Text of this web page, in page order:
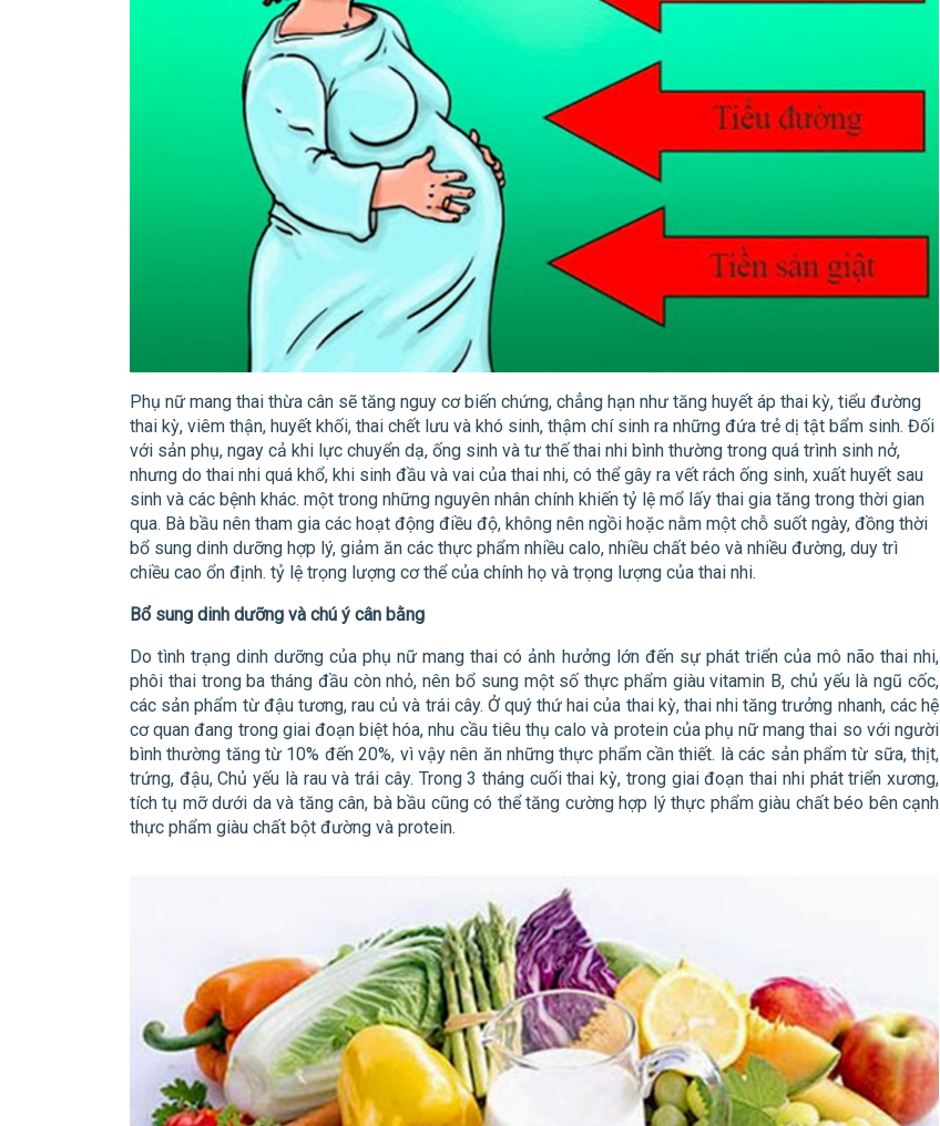
Phụ nữ mang thai thừa cân sẽ tăng nguy cơ biến chứng, chẳng hạn như tăng huyết áp thai kỳ, tiểu đường
thai kỳ, viêm thận, huyết khối, thai chết lưu và khó sinh, thậm chí sinh ra những đứa trẻ dị tật bẩm sinh. Đối
với sản phụ, ngay cả khi lực chuyển dạ, ống sinh và tư thế thai nhi bình thường trong quá trình sinh nở,
nhưng do thai nhi quá khổ, khi sinh đầu và vai của thai nhi, có thể gây ra vết rách ống sinh, xuất huyết sau
sinh và các bệnh khác. một trong những nguyên nhân chính khiến tỷ lệ mổ lấy thai gia tăng trong thời gian
qua. Bà bầu nên tham gia các hoạt động điều độ, không nên ngồi hoặc nằm một chỗ suốt ngày, đồng thời
bổ sung dinh dưỡng hợp lý, giảm ăn các thực phẩm nhiều calo, nhiều chất béo và nhiều đường, duy trì
chiều cao ổn định. tỷ lệ trọng lượng cơ thể của chính họ và trọng lượng của thai nhi.
Bổ sung dinh dưỡng và chú ý cân bằng
Do tình trạng dinh dưỡng của phụ nữ mang thai có ảnh hưởng lớn đến sự phát triển của mô não thai nhi,
phôi thai trong ba tháng đầu còn nhỏ, nên bổ sung một số thực phẩm giàu vitamin B, chủ yếu là ngũ cốc,
các sản phẩm từ đậu tương, rau củ và trái cây. Ở quý thứ hai của thai kỳ, thai nhi tăng trưởng nhanh, các hệ
cơ quan đang trong giai đoạn biệt hóa, nhu cầu tiêu thụ calo và protein của phụ nữ mang thai so với người
bình thường tăng từ 10% đến 20%, vì vậy nên ăn những thực phẩm cần thiết. là các sản phẩm từ sữa, thịt,
trứng, đậu, Chủ yếu là rau và trái cây. Trong 3 tháng cuối thai kỳ, trong giai đoạn thai nhi phát triển xương,
tích tụ mỡ dưới da và tăng cân, bà bầu cũng có thể tăng cường hợp lý thực phẩm giàu chất béo bên cạnh
thực phẩm giàu chất bột đường và protein.